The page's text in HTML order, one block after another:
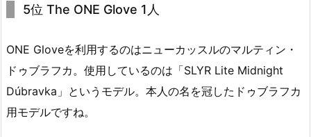
5位 The ONE Glove 1人
ONE Gloveを利用するのはニューカッスルのマルティン・
ドゥブラフカ。使用しているのは「SLYR Lite Midnight
Dúbravka」というモデル。本人の名を冠したドゥブラフカ
用モデルですね。